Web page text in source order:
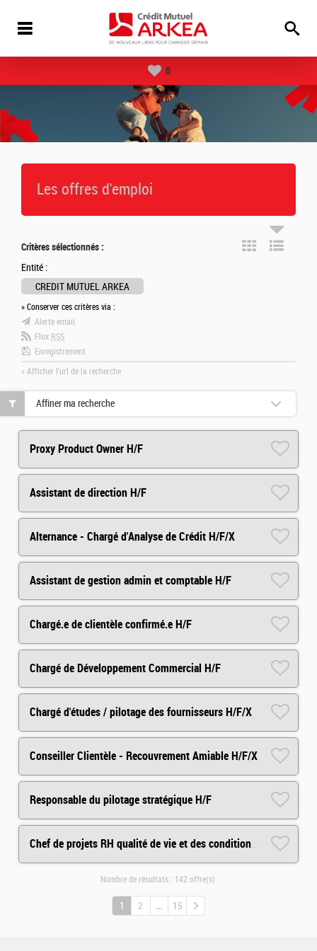
0
Les offres d'emploi
Critères sélectionnés :
Entité :
CREDIT MUTUEL ARKEA
» Conserver ces critères via :
Alerte email
Flux RSS
Enregistrement
» Afficher l'url de la recherche
Proxy Product Owner H/F
Assistant de direction H/F
Alternance - Chargé d'Analyse de Crédit H/F/X
Assistant de gestion admin et comptable H/F
Chargé.e de clientèle confirmé.e H/F
Chargé de Développement Commercial H/F
Chargé d'études / pilotage des fournisseurs H/F/X
Conseiller Clientèle - Recouvrement Amiable H/F/X
Responsable du pilotage stratégique H/F
Chef de projets RH qualité de vie et des conditions de travail H/F
Affiner ma recherche
Nombre de résultats : 142 offre(s)
1 2 15